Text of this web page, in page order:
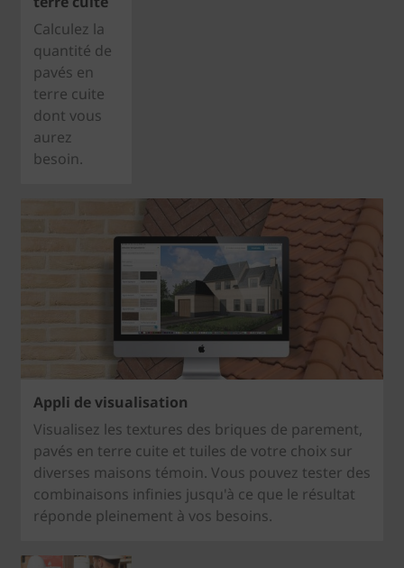
Calculez la
quantité de
pavés en
terre cuite
dont vous
aurez
besoin.
Appli de visualisation
Visualisez les textures des briques de parement,
pavés en terre cuite et tuiles de votre choix sur
diverses maisons témoin. Vous pouvez tester des
combinaisons infinies jusqu'à ce que le résultat
réponde pleinement à vos besoins.